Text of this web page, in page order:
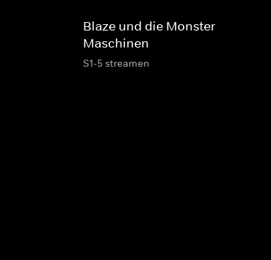
Blaze und die Monster-
Maschinen
S1-5 streamen